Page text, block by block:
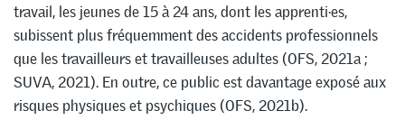
travail, les jeunes de 15 à 24 ans, dont les apprenti·es,
subissent plus fréquemment des accidents professionnels
que les travailleurs et travailleuses adultes (OFS, 2021a ;
SUVA, 2021). En outre, ce public est davantage exposé aux
risques physiques et psychiques (OFS, 2021b).